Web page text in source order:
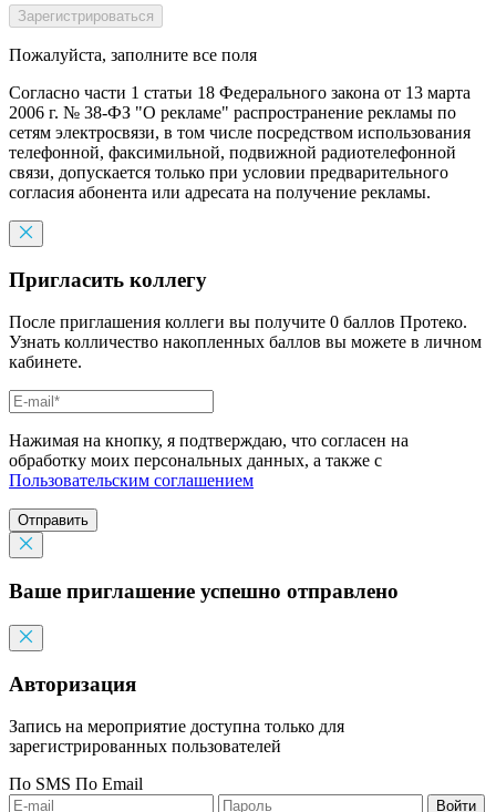
Пожалуйста, заполните все поля
Согласно части 1 статьи 18 Федерального закона от 13 марта
2006 г. № 38-ФЗ "О рекламе" распространение рекламы по
сетям электросвязи, в том числе посредством использования
телефонной, факсимильной, подвижной радиотелефонной
связи, допускается только при условии предварительного
согласия абонента или адресата на получение рекламы.
Пригласить коллегу
После приглашения коллеги вы получите 0 баллов Протеко.
Узнать колличество накопленных баллов вы можете в личном
кабинете.
Нажимая на кнопку, я подтверждаю, что согласен на
обработку моих персональных данных, а также с
Пользовательским соглашением
Отправить
Ваше приглашение успешно отправлено
Авторизация
Запись на мероприятие доступна только для
зарегистрированных пользователей
По SMS По Email
Войти